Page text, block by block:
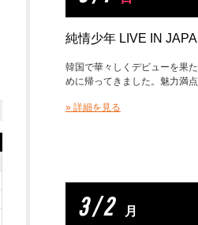
純情少年 LIVE IN
韓国で華々しくデビューを果
めに帰ってきました。魅力満
» 詳細を見る
3 / 2 月